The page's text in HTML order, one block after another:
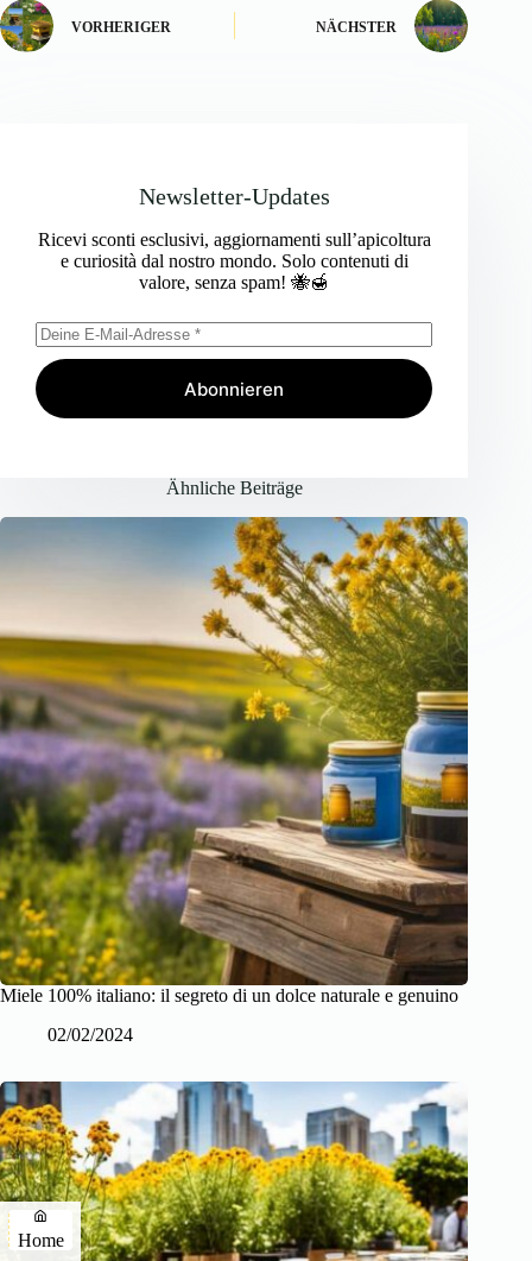
VORHERIGER NÄCHSTER
Newsletter-Updates
Ricevi sconti esclusivi, aggiornamenti sull’apicoltura
e curiosità dal nostro mondo. Solo contenuti di
valore, senza spam! 🐝🍯
Abonnieren
Ähnliche Beiträge
Miele 100% italiano: il segreto di un dolce naturale e genuino
02/02/2024
Home